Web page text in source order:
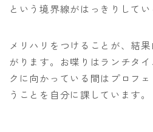
という境界線がはっきりしてい
メリハリをつけることが、結
がります。お喋りはランチタ
クに向かっている間はプロフ
うことを自分に課しています。